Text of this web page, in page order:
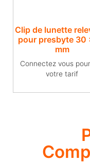
Clip de lunette
pour presbyte 30
mm
Connectez vous
votre tarif